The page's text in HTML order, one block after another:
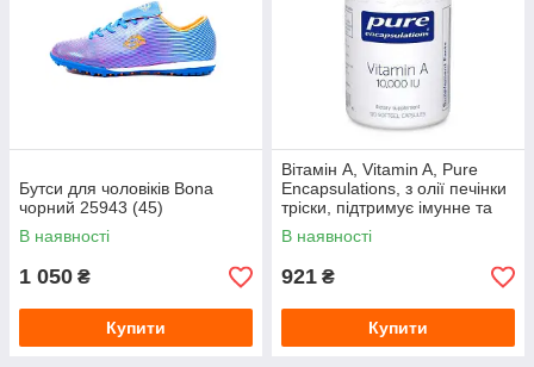
Бутси для чоловіків Bona
чорний 25943 (45)
В наявності
1 050 ₴
Купити
Вітамін A, Vitamin A, Pure
Encapsulations, з олії печінки
тріски, підтримує імунне та
клітинне здоров'я, зір, кістки,
шкіру та
В наявності
921 ₴
Купити